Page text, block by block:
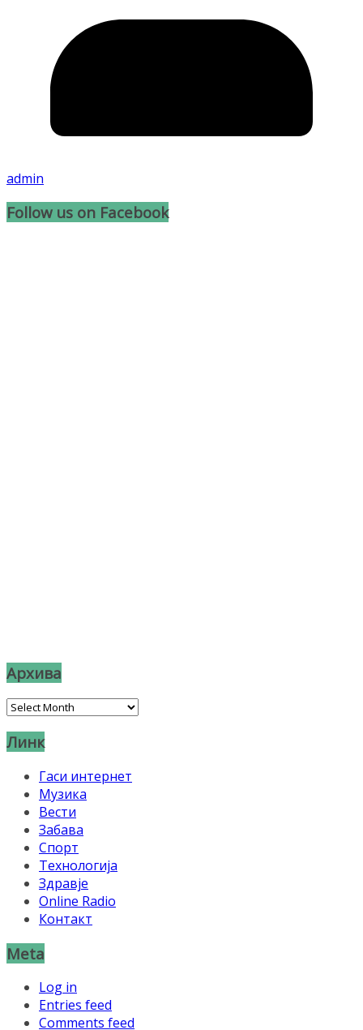
admin
Follow us on Facebook
Архива
Архива
Линк
Гаси интернет
Музика
Вести
Забава
Спорт
Технологија
Здравје
Online Radio
Контакт
Meta
Log in
Entries feed
Comments feed